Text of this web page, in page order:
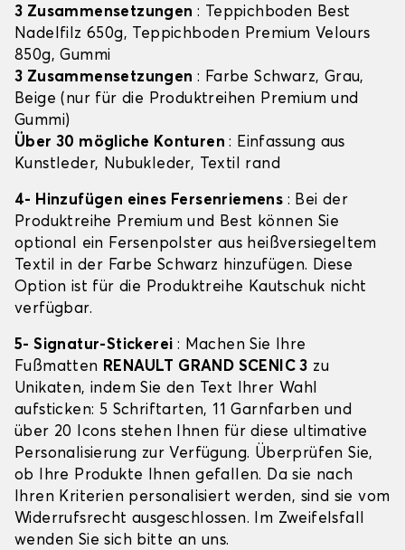
3 Zusammensetzungen : Teppichboden Best
Nadelfilz 650g, Teppichboden Premium Velours
850g, Gummi
3 Zusammensetzungen : Farbe Schwarz, Grau,
Beige (nur für die Produktreihen Premium und
Gummi)
Über 30 mögliche Konturen: Einfassung aus
Kunstleder, Nubukleder, Textil rand
4- Hinzufügen eines Fersenriemens : Bei der
Produktreihe Premium und Best können Sie
optional ein Fersenpolster aus heißversiegeltem
Textil in der Farbe Schwarz hinzufügen. Diese
Option ist für die Produktreihe Kautschuk nicht
verfügbar.
5- Signatur-Stickerei : Machen Sie Ihre
Fußmatten RENAULT GRAND SCENIC 3 zu
Unikaten, indem Sie den Text Ihrer Wahl
aufsticken: 5 Schriftarten, 11 Garnfarben und
über 20 Icons stehen Ihnen für diese ultimative
Personalisierung zur Verfügung. Überprüfen Sie,
ob Ihre Produkte Ihnen gefallen. Da sie nach
Ihren Kriterien personalisiert werden, sind sie vom
Widerrufsrecht ausgeschlossen. Im Zweifelsfall
wenden Sie sich bitte an uns.